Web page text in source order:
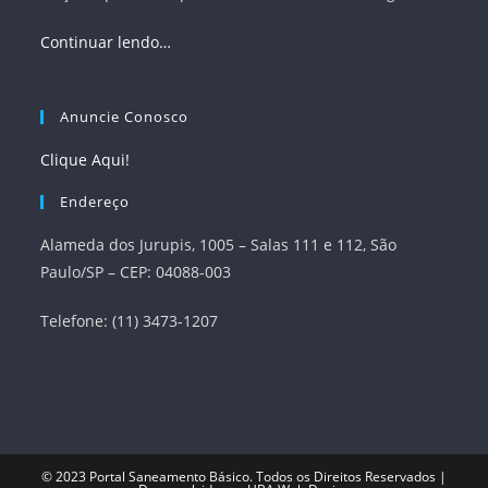
Continuar lendo…
Anuncie Conosco
Clique Aqui!
Endereço
Alameda dos Jurupis, 1005 – Salas 111 e 112, São
Paulo/SP – CEP: 04088-003
Telefone: (11) 3473-1207
© 2023 Portal Saneamento Básico. Todos os Direitos Reservados |